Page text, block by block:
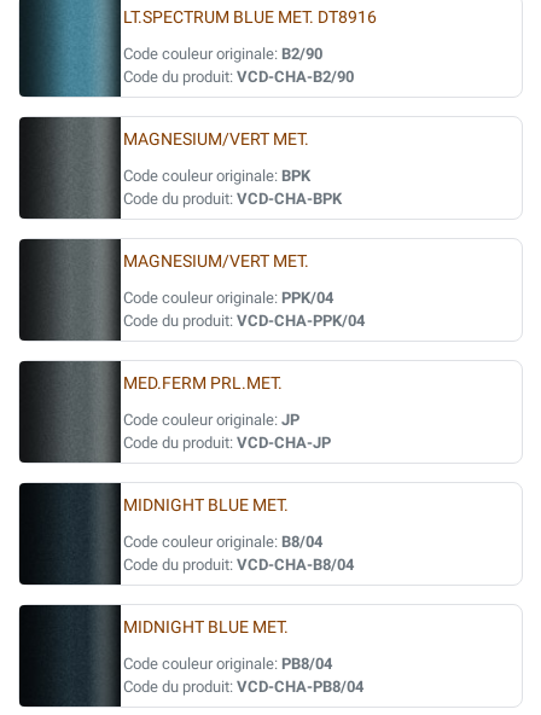
LT.SPECTRUM BLUE MET. DT8916
Code couleur originale: B2/90
Code du produit: VCD-CHA-B2/90
MAGNESIUM/VERT MET.
Code couleur originale: BPK
Code du produit: VCD-CHA-BPK
MAGNESIUM/VERT MET.
Code couleur originale: PPK/04
Code du produit: VCD-CHA-PPK/04
MED.FERM PRL.MET.
Code couleur originale: JP
Code du produit: VCD-CHA-JP
MIDNIGHT BLUE MET.
Code couleur originale: B8/04
Code du produit: VCD-CHA-B8/04
MIDNIGHT BLUE MET.
Code couleur originale: PB8/04
Code du produit: VCD-CHA-PB8/04